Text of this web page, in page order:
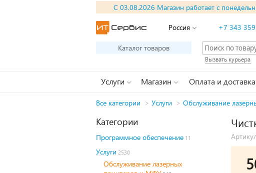
С 03.08.2026 Магазин работает с
Россия +7 343
Каталог товаров
Вызвать курьера
Услуги Магазин Оплата и доставка
Все категории > Услуги > Обслуживание
Категории
Программное обеспечение 11
Услуги 2530
Обслуживание лазерных